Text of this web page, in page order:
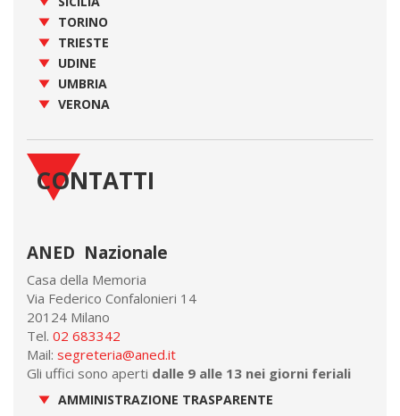
TORINO
TRIESTE
UDINE
UMBRIA
VERONA
CONTATTI
ANED Nazionale
Casa della Memoria
Via Federico Confalonieri 14
20124 Milano
Tel. 02 683342
Mail: segreteria@aned.it
Gli uffici sono aperti dalle 9 alle 13 nei giorni feriali
AMMINISTRAZIONE TRASPARENTE